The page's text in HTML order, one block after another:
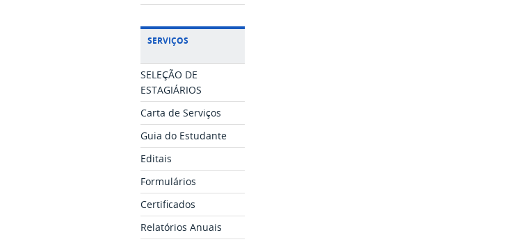
SERVIÇOS
SELEÇÃO DE
ESTAGIÁRIOS
Carta de Serviços
Guia do Estudante
Editais
Formulários
Certificados
Relatórios Anuais